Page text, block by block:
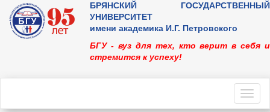
БРЯНСКИЙ ГОСУДАРСТВЕННЫЙ
УНИВЕРСИТЕТ
имени академика И.Г. Петровского
БГУ - вуз для тех, кто верит в себя и
стремится к успеху!